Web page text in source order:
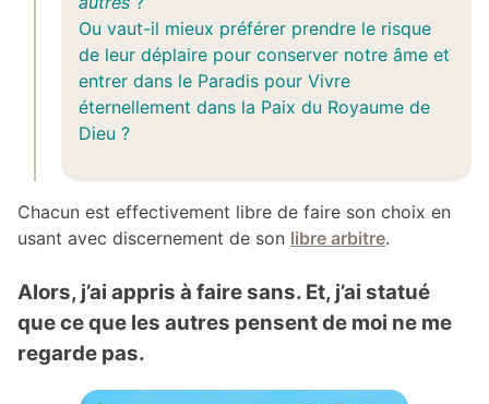
Ou vaut-il mieux préférer prendre le risque
de leur déplaire pour conserver notre âme et
entrer dans le Paradis pour Vivre
éternellement dans la Paix du Royaume de
Dieu ?
Chacun est effectivement libre de faire son choix en
usant avec discernement de son libre arbitre.
Alors, j’ai appris à faire sans. Et, j’ai statué
que ce que les autres pensent de moi ne me
regarde pas.